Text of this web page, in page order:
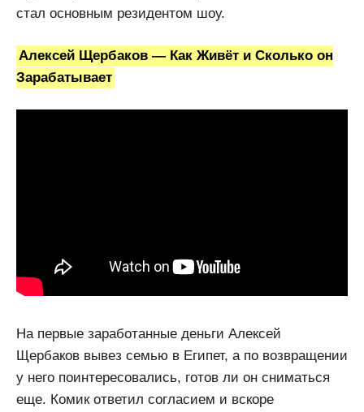
стал основным резидентом шоу.
Алексей Щербаков — Как Живёт и Сколько он
Зарабатывает
На первые заработанные деньги Алексей
Щербаков вывез семью в Египет, а по возвращении
у него поинтересовались, готов ли он сниматься
еще. Комик ответил согласием и вскоре